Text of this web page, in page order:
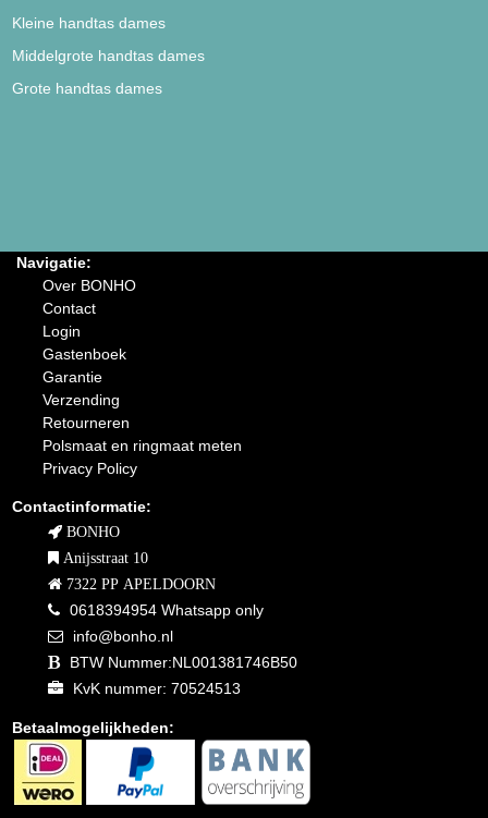
Kleine handtas dames
Middelgrote handtas dames
Grote handtas dames
Navigatie:
Over BONHO
Contact
Login
Gastenboek
Garantie
Verzending
Retourneren
Polsmaat en ringmaat meten
Privacy Policy
Contactinformatie:
BONHO
Anijsstraat 10
7322 PP APELDOORN
0618394954 Whatsapp only
info@bonho.nl
BTW Nummer:NL001381746B50
KvK nummer: 70524513
Betaalmogelijkheden: